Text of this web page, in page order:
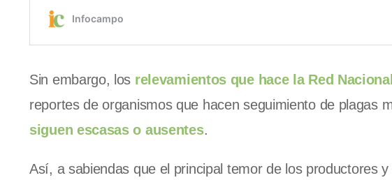
Sin embargo, los relevamientos que hace la Red
reportes de organismos que hacen seguimiento de plagas
siguen escasas o ausentes.
Así, a sabiendas que el principal temor de los productores